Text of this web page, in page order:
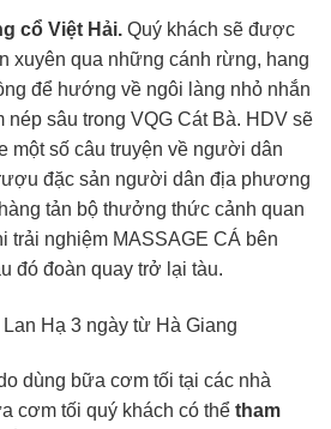
cổ Việt Hải. Quý khách sẽ được
xuyên qua những cánh rừng, hang
để hướng về ngôi làng nhỏ nhắn
nép sâu trong VQG Cát Bà. HDV sẽ
một số câu truyện về người dân
đặc sản người dân địa phương
tản bộ thưởng thức cảnh quan
trải nghiệm MASSAGE CÁ bên
đó đoàn quay trở lại tàu.
dùng bữa cơm tối tại các nhà
cơm tối quý khách có thể tham